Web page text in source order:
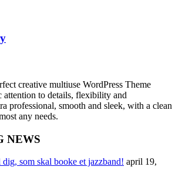
creative multiuse WordPress Theme
attention to details, flexibility and
professional, smooth and sleek, with a clean
any needs.
NEWS
som skal booke et jazzband! april 19,